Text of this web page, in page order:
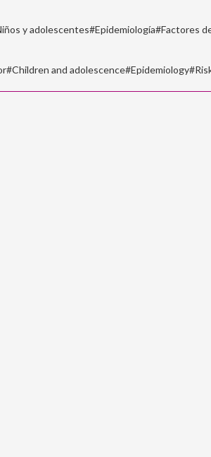
y adolescentes#Epidemiología#Factores
and